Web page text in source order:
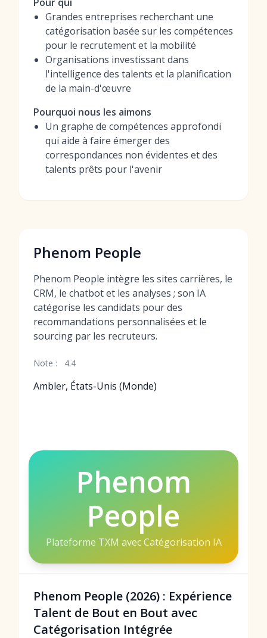
Grandes entreprises recherchant une
catégorisation basée sur les compétences
pour le recrutement et la mobilité
Organisations investissant dans
l'intelligence des talents et la planification
de la main-d'œuvre
Pourquoi nous les aimons
Un graphe de compétences approfondi
qui aide à faire émerger des
correspondances non évidentes et des
talents prêts pour l'avenir
Phenom People
Phenom People intègre les sites carrières, le
CRM, le chatbot et les analyses ; son IA
catégorise les candidats pour des
recommandations personnalisées et le
sourcing par les recruteurs.
Note : 4.4
Ambler, États-Unis (Monde)
Phenom
People
Plateforme TXM avec Catégorisation IA
Phenom People (2026) : Expérience
Talent de Bout en Bout avec
Catégorisation Intégrée